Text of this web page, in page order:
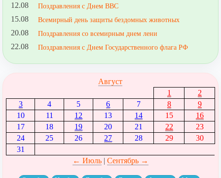
12.08 Поздравления с Днем ВВС
15.08 Всемирный день защиты бездомных животных
20.08 Поздравления со всемирным днем лени
22.08 Поздравления с Днем Государственного флага РФ
Август
1
2
3
4 5 6 7 8
9
10
11 12 13 14 15
16
17
18 19 20 21 22
23
24
25 26 27 28 29
30
31
← Июль| Сентябрь →